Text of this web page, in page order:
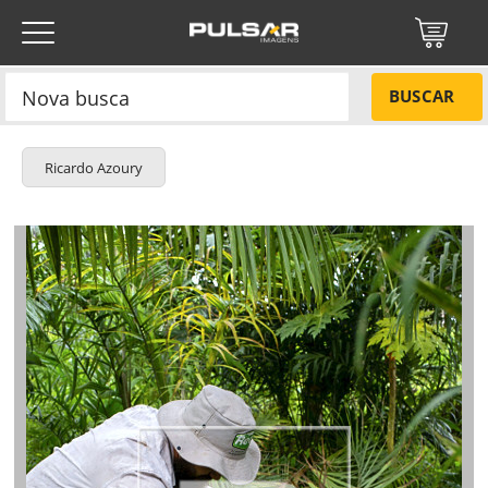
BUSCAR
Ricardo Azoury
Título do projeto
Códigos
ENVIAR
Protegido por reCAPTCHA —Privacidade·Termos
NÃO
SIM
Título do projeto
Tamanho PR$ 57,00
Tamanho MR$ 114,00
Tamanho GR$ 171,00